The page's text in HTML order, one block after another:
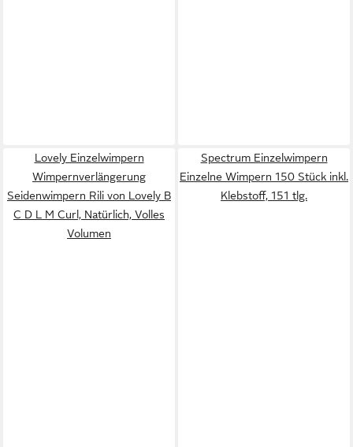
Lovely Einzelwimpern
Wimpernverlängerung
Seidenwimpern Rili von Lovely B
C D L M Curl, Natürlich, Volles
Volumen
Spectrum Einzelwimpern
Einzelne Wimpern 150 Stück inkl.
Klebstoff, 151 tlg.